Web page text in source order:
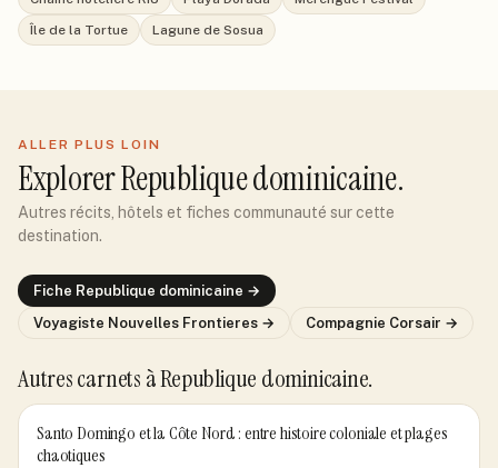
Île de la Tortue
Lagune de Sosua
ALLER PLUS LOIN
ExplorerRepublique dominicaine.
Autres récits, hôtels et fiches communauté sur cette
destination.
Fiche Republique dominicaine →
Voyagiste Nouvelles Frontieres → Compagnie Corsair →
Autres carnets à Republique dominicaine.
Santo Domingo et la Côte Nord : entre histoire coloniale et plages
chaotiques